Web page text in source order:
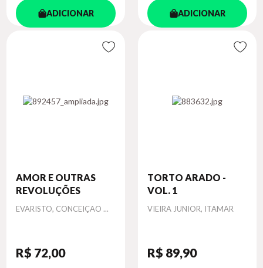
ADICIONAR ADICIONAR
AMOR E OUTRAS
REVOLUÇÕES
Autor
EVARISTO, CONCEIÇAO ...
R$ 72,00
TORTO ARADO -
VOL. 1
Autor
VIEIRA JUNIOR, ITAMAR
R$ 89,90